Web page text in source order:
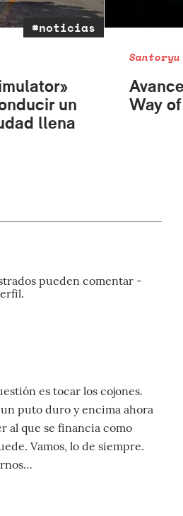
#noticias
un
llena
Way
pueden comentar -
es tocar los cojones.
puto duro y encima ahora
al que se financia como
Vamos, lo de siempre.